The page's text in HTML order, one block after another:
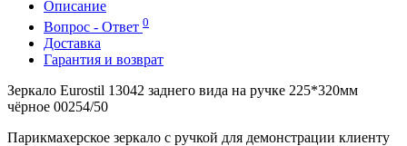
Описание
Вопрос - Ответ 0
Доставка
Гарантия и возврат
Зеркало Eurostil 13042 заднего вида на ручке 225*320мм
чёрное 00254/50
Парикмахерское зеркало с ручкой для демонстрации клиенту